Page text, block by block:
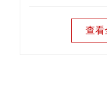
查看